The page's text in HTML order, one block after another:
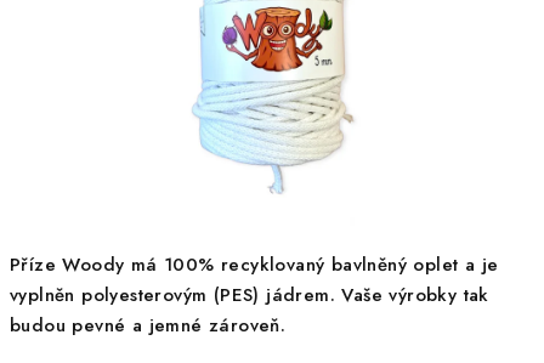
Příze Woody má 100% recyklovaný bavlněný oplet a je
vyplněn polyesterovým (PES) jádrem. Vaše výrobky tak
budou pevné a jemné zároveň.